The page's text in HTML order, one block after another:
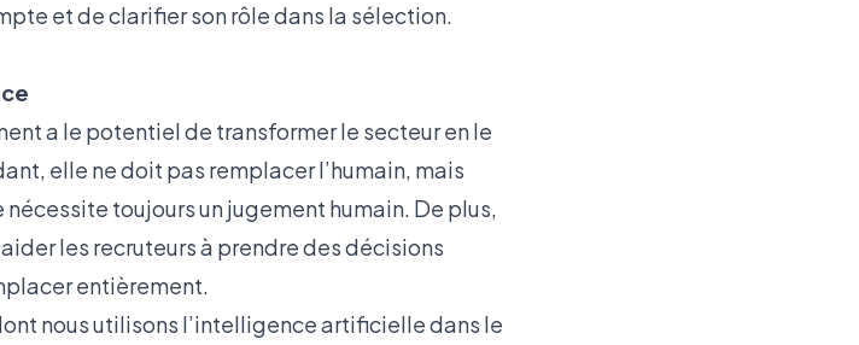
et de clarifier son rôle dans la sélection.
a le potentiel de transformer le secteur en le
elle ne doit pas remplacer l’humain, mais
toujours un jugement humain. De plus,
les recruteurs à prendre des décisions
entièrement.
nous utilisons l’intelligence artificielle dans le